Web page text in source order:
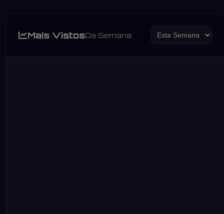
Mais VistosDa Semana